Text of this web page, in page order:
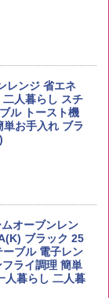
ろう印 無洗米 5
ーブレンド
のお米 無洗米
サントリー ウ
産はまぐりだ
保存食 備蓄
個
レンジ 省エネ
人暮らし スチ
ル トースト機
お手入れ ブラ
オーブンレン
ブラック 25
ブル 電子レン
ライ調理 簡単
人暮らし 二人暮